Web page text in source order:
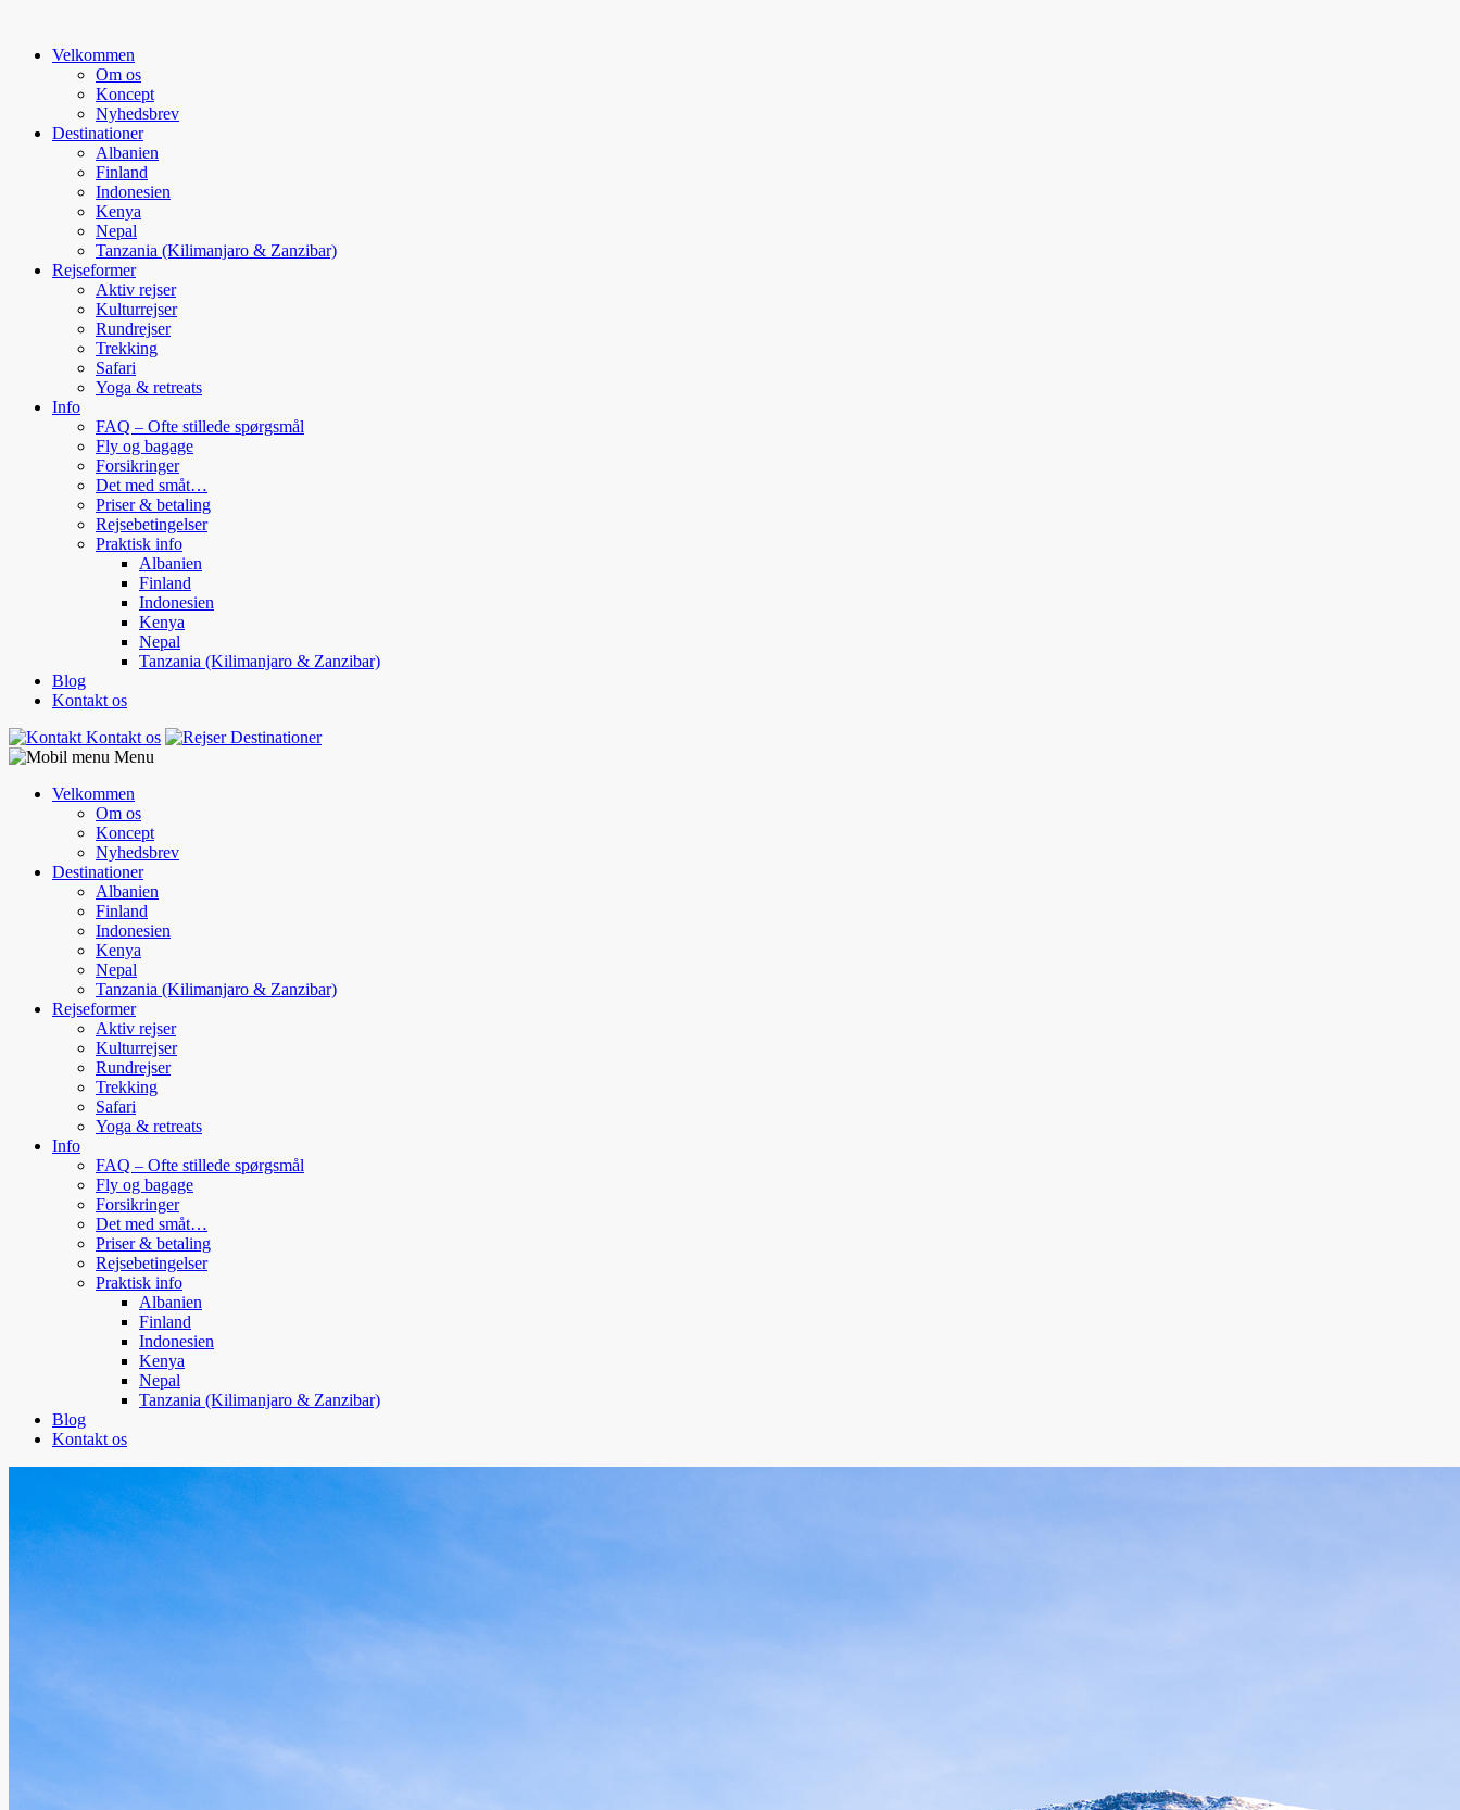
Velkommen
Om os
Koncept
Nyhedsbrev
Destinationer
Albanien
Finland
Indonesien
Kenya
Nepal
Tanzania (Kilimanjaro & Zanzibar)
Rejseformer
Aktiv rejser
Kulturrejser
Rundrejser
Trekking
Safari
Yoga & retreats
Info
FAQ – Ofte stillede spørgsmål
Fly og bagage
Forsikringer
Det med småt…
Priser & betaling
Rejsebetingelser
Praktisk info
Albanien
Finland
Indonesien
Kenya
Nepal
Tanzania (Kilimanjaro & Zanzibar)
Blog
Kontakt os
Kontakt os
Destinationer
Menu
Velkommen
Om os
Koncept
Nyhedsbrev
Destinationer
Albanien
Finland
Indonesien
Kenya
Nepal
Tanzania (Kilimanjaro & Zanzibar)
Rejseformer
Aktiv rejser
Kulturrejser
Rundrejser
Trekking
Safari
Yoga & retreats
Info
FAQ – Ofte stillede spørgsmål
Fly og bagage
Forsikringer
Det med småt…
Priser & betaling
Rejsebetingelser
Praktisk info
Albanien
Finland
Indonesien
Kenya
Nepal
Tanzania (Kilimanjaro & Zanzibar)
Blog
Kontakt os